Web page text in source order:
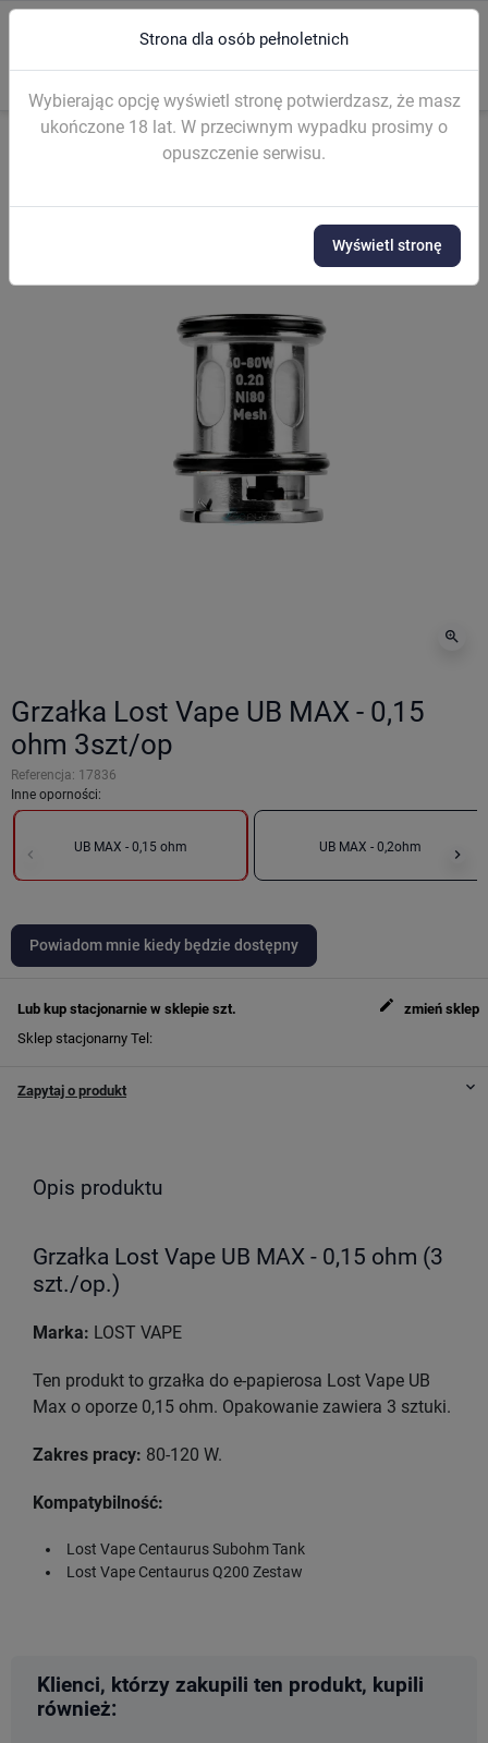
GRZAŁKI I KARTRIDŻE Grzałki gotowe
zoom_in
Grzałka Lost Vape UB MAX - 0,15
ohm 3szt/op
Referencja: 17836
Inne oporności:
UB MAX - 0,15 ohm UB MAX - 0,2ohm
Poprzedni
keyboard_arrow_left keyboard_arrow_right
Powiadom mnie kiedy będzie dostępny
Lub kup stacjonarnie w sklepie szt. edit
zmień sklep
Sklep stacjonarny Tel:
Zapytaj o produkt keyboard_arrow_down
Opis produktu
Grzałka Lost Vape UB MAX - 0,15 ohm (3
szt./op.)
Marka: LOST VAPE
Ten produkt to grzałka do e-papierosa Lost Vape UB
Max o oporze 0,15 ohm. Opakowanie zawiera 3 sztuki.
Zakres pracy: 80-120 W.
Kompatybilność:
Lost Vape Centaurus Subohm Tank
Lost Vape Centaurus Q200 Zestaw
Klienci, którzy zakupili ten produkt, kupili
również:
Strona dla osób pełnoletnich
Wybierając opcję wyświetl stronę potwierdzasz, że masz
ukończone 18 lat. W przeciwnym wypadku prosimy o
opuszczenie serwisu.
Wyświetl stronę